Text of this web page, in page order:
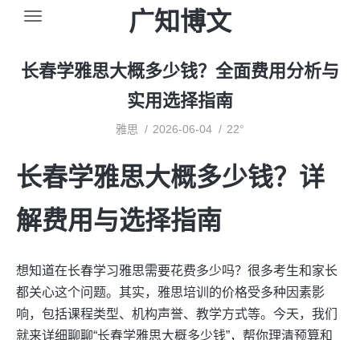
广知博文
长春学雅思大概多少钱？全面费用分析与
实用选择指南
雅思 2026-06-04 22°
长春学雅思大概多少钱？详
解费用与选择指南
想知道在长春学习雅思需要花费多少吗？很多考生和家长
都关心这个问题。其实，雅思培训的价格受多种因素影
响，包括课程类型、机构声誉、教学方式等。今天，我们
就来详细聊聊“长春学雅思大概多少钱”，帮你理清预算和